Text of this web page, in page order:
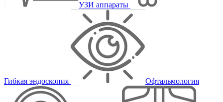
УЗИ аппараты
Гибкая эндоскопия Офтальмология